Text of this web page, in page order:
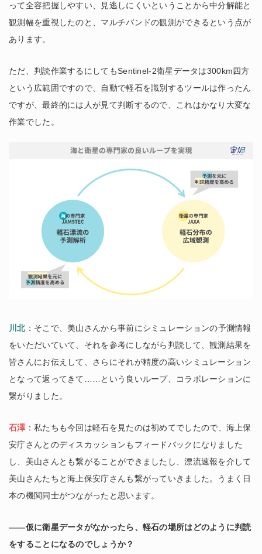
って全容把握しやすい、見逃しにくいということから中分解能と
観測幅を重視したのと、マルチバンドの観測ができるという点が
あります。
ただ、判読作業するにしてもSentinel-2衛星データは300km四方
という広範囲ですので、自動で軽石を識別するツールは作ったん
ですが、最終的には人が見て判断するので、これはかなり大変な
作業でした。
川北：そこで、美山さんから事前にシミュレーションの予測情報
をいただいていて、それを参考にしながら判読して、観測結果を
皆さんにお伝えして、さらにそれが精度の高いシミュレーション
となって返ってきて……という良いループ、コラボレーションに
繋がりました。
石澤 ：私たちも今回は軽石を見たのは初めてでしたので、海上保
安庁さんとのディスカッションもフィードバックになりました
し、美山さんとも繋がることができましたし、漂流速報を介して
美山さんたちと海上保安庁さんも繋がっていきました。うまく日
本の機関同士がつながったと思います。
――仮に衛星データがなかったら、軽石の場所はどのように判読
をすることになるのでしょうか？